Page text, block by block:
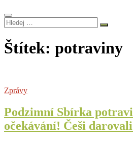
Hledej
…
Štítek: potraviny
Zprávy
Podzimní Sbírka
očekávání! Češi